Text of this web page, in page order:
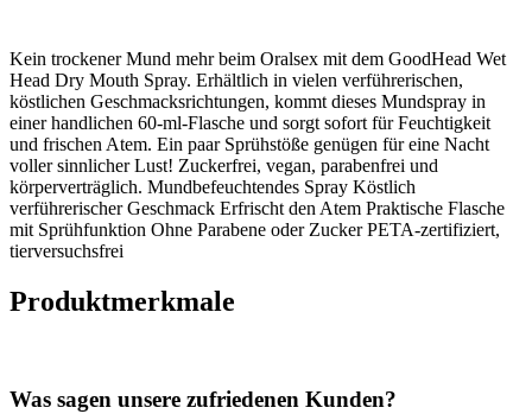
Kein trockener Mund mehr beim Oralsex mit dem GoodHead Wet
Head Dry Mouth Spray. Erhältlich in vielen verführerischen,
köstlichen Geschmacksrichtungen, kommt dieses Mundspray in
einer handlichen 60-ml-Flasche und sorgt sofort für Feuchtigkeit
und frischen Atem. Ein paar Sprühstöße genügen für eine Nacht
voller sinnlicher Lust! Zuckerfrei, vegan, parabenfrei und
körperverträglich. Mundbefeuchtendes Spray Köstlich
verführerischer Geschmack Erfrischt den Atem Praktische Flasche
mit Sprühfunktion Ohne Parabene oder Zucker PETA-zertifiziert,
tierversuchsfrei
Produktmerkmale
Was sagen unsere zufriedenen Kunden?